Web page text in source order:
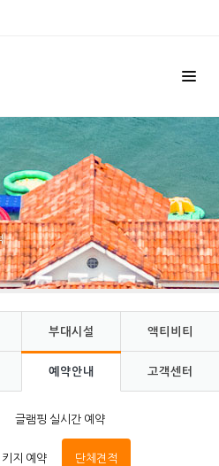
부대시설 액티비티
예약안내 고객센터
글램핑 실시간 예약
지 예약 단체견적
치북5